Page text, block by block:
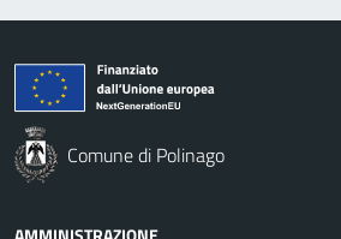
Comune di Polinago